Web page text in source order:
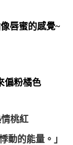
唇蜜的感覺~
偏粉橘色
桃紅
動的能量。」